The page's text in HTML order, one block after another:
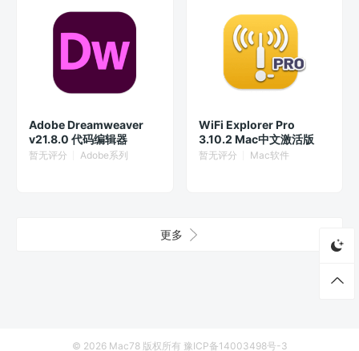
Adobe Dreamweaver
v21.8.0 代码编辑器
暂无评分 Adobe系列
WiFi Explorer Pro
3.10.2 Mac中文激活版
暂无评分 Mac软件
更多
© 2026 Mac78版权所有 豫ICP备14003498号-3